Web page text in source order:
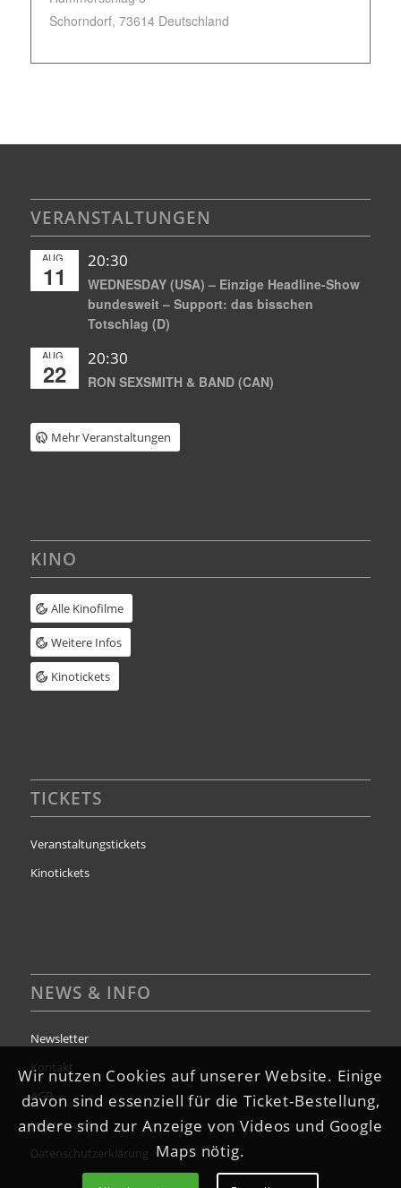
Schorndorf, 73614 Deutschland
VERANSTALTUNGEN
AUG.
11
20:30
WEDNESDAY (USA) – Einzige Headline-Show
bundesweit – Support: das bisschen
Totschlag (D)
AUG.
22
20:30
RON SEXSMITH & BAND (CAN)
Mehr Veranstaltungen
KINO
Alle Kinofilme
Weitere Infos
Kinotickets
TICKETS
Veranstaltungstickets
Kinotickets
NEWS & INFO
Newsletter
Kontakt
AGB
Impressum
Datenschutzerklärung
Wir nutzen Cookies auf unserer Website. Einige
davon sind essenziell für die Ticket-Bestellung,
andere sind zur Anzeige von Videos und Google
Maps nötig.